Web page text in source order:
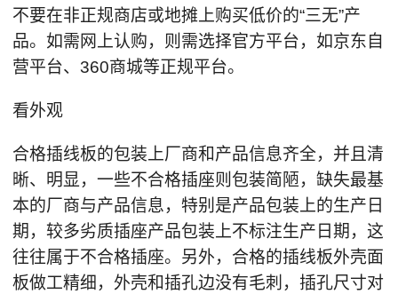
不要在非正规商店或地摊上购买低价的“三无”产
品。如需网上认购，则需选择官方平台，如京东自
营平台、360商城等正规平台。
看外观
合格插线板的包装上厂商和产品信息齐全，并且清
晰、明显，一些不合格插座则包装简陋，缺失最基
本的厂商与产品信息，特别是产品包装上的生产日
期，较多劣质插座产品包装上不标注生产日期，这
往往属于不合格插座。另外，合格的插线板外壳面
板做工精细，外壳和插孔边没有毛刺，插孔尺寸对